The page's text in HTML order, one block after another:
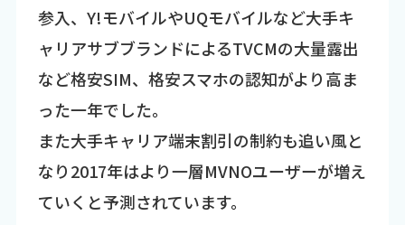
参入、Y!モバイルやUQモバイルなど大手キ
ャリアサブブランドによるTVCMの大量露出
など格安SIM、格安スマホの認知がより高ま
った一年でした。
また大手キャリア端末割引の制約も追い風と
なり2017年はより一層MVNOユーザーが増え
ていくと予測されています。